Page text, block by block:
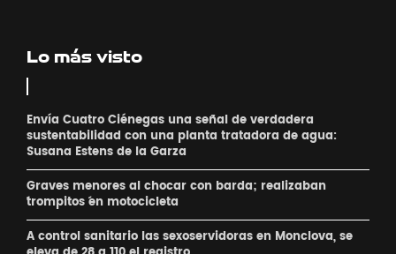
Lo más visto
Envía Cuatro Ciénegas una señal de verdadera
sustentabilidad con una planta tratadora de agua:
Susana Estens de la Garza
Graves menores al chocar con barda; realizaban
´trompitos ´en motocicleta
A control sanitario las sexoservidoras en Monclova, se